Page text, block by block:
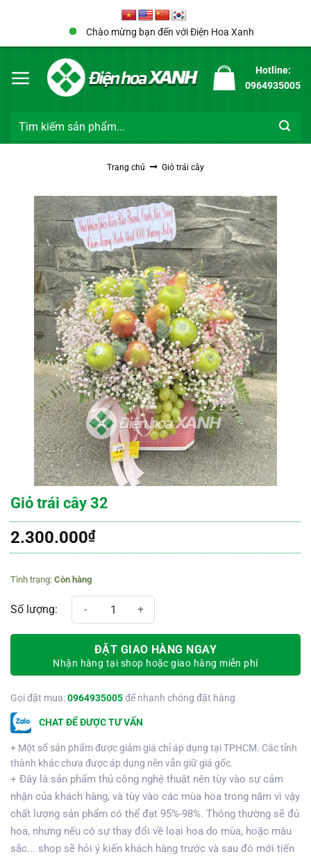
Chào mừng bạn đến với Điện Hoa Xanh
Hotline:
0964935005
Tìm
Trang chủ Giỏ trái cây
Giỏ trái cây 32
2.300.000₫
Còn hàng
Giỏ trái cây 32 số lượng
ĐẶT GIAO HÀNG NGAY
Nhận hàng tại shop hoặc giao hàng miễn phí
Gọi đặt mua:0964935005để nhanh chóng đặt hàng
CHAT ĐỂ ĐƯỢC TƯ VẤN
+ Một số sản phẩm được giảm giá chỉ áp dụng tại TPHCM. Các tỉnh
thành khác chưa được áp dụng nên vẫn giữ giá gốc.
+ Đây là sản phẩm thủ công nghệ thuật nên tùy vào sự cảm
nhận của khách hàng, và tùy vào các mùa hoa trong năm vì vậy
chất lượng sản phẩm có thể đạt 95%-98%. Thông thường sẽ đủ
hoa, nhưng nếu có sự thay đổi về loại hoa do mùa, hoặc màu
sắc... shop sẽ hỏi ý kiến khách hàng trước và sau đó mới tiến